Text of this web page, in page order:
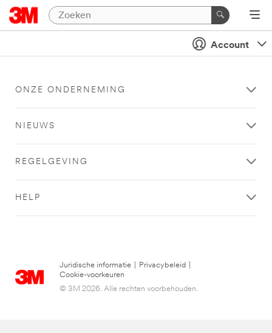
Account
ONZE ONDERNEMING
NIEUWS
REGELGEVING
HELP
Juridische informatie Privacybeleid
Cookie-voorkeuren
© 3M 2026. Alle rechten voorbehouden.